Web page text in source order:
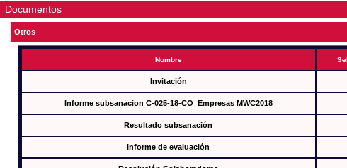
Documentos
Otros
Nombre
Invitación
Informe subsanacion C-025-18-CO_Empresas MWC2018
Resultado subsanación
Informe de evaluación